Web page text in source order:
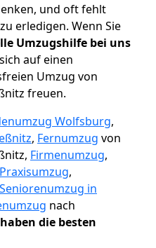
und oft fehlt
erledigen. Wenn Sie
Umzugshilfe bei uns
auf einen
Umzug von
freuen.
Wolfsburg,
, Fernumzug von
Firmenumzug,
Praxisumzug,
Seniorenumzug in
nach
die besten